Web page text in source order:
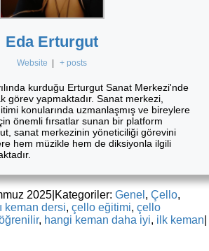
Eda Erturgut
Website | + posts
kurduğu Erturgut Sanat Merkezi'nde
görev yapmaktadır. Sanat merkezi,
konularında uzmanlaşmış ve bireylere
önemli fırsatlar sunan bir platform
sanat merkezinin yöneticiliği görevini
hem müzikle hem de diksiyonla ilgili
2025 Kategoriler: Genel , Çello,
keman dersi, çello eğitimi, çello
, hangi keman daha iyi, ilk keman